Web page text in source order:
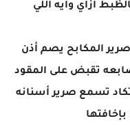
ازاي وايه اللي
المكابح يصم أذن
تقبض على المقود
تسمع صرير أسنانه